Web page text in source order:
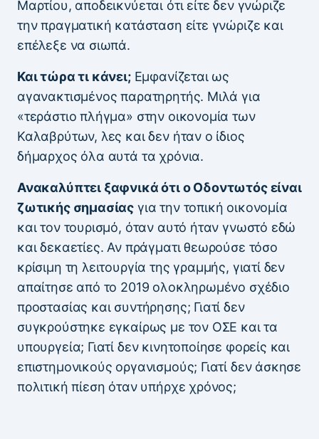
Μαρτίου, αποδεικνύεται ότι είτε δεν γνώριζε
την πραγματική κατάσταση είτε γνώριζε και
επέλεξε να σιωπά.
Και τώρα τι κάνει;Εμφανίζεται ως
αγανακτισμένος παρατηρητής. Μιλά για
«τεράστιο πλήγμα» στην οικονομία των
Καλαβρύτων, λες και δεν ήταν ο ίδιος
δήμαρχος όλα αυτά τα χρόνια.
Ανακαλύπτει ξαφνικά ότι ο Οδοντωτός είναι
ζωτικής σημασίας για την τοπική οικονομία
και τον τουρισμό, όταν αυτό ήταν γνωστό εδώ
και δεκαετίες. Αν πράγματι θεωρούσε τόσο
κρίσιμη τη λειτουργία της γραμμής, γιατί δεν
απαίτησε από το 2019 ολοκληρωμένο σχέδιο
προστασίας και συντήρησης; Γιατί δεν
συγκρούστηκε εγκαίρως με τον ΟΣΕ και τα
υπουργεία; Γιατί δεν κινητοποίησε φορείς και
επιστημονικούς οργανισμούς; Γιατί δεν άσκησε
πολιτική πίεση όταν υπήρχε χρόνος;